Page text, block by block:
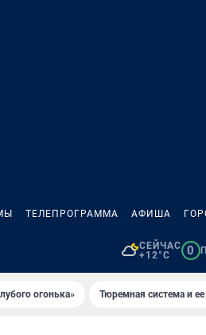
ТЕЛЕПРОГРАММА АФИША
СЕЙЧАС
+12°C
0
огонька» Тюремная система и